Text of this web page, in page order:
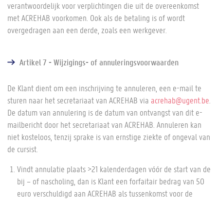
verantwoordelijk voor verplichtingen die uit de overeenkomst
met ACREHAB voorkomen. Ook als de betaling is of wordt
overgedragen aan een derde, zoals een werkgever.
Artikel 7 - Wijzigings- of annuleringsvoorwaarden
De Klant dient om een inschrijving te annuleren, een e-mail te
sturen naar het secretariaat van ACREHAB via acrehab@ugent.be.
De datum van annulering is de datum van ontvangst van dit e-
mailbericht door het secretariaat van ACREHAB. Annuleren kan
niet kosteloos, tenzij sprake is van ernstige ziekte of ongeval van
de cursist.
Vindt annulatie plaats >21 kalenderdagen vóór de start van de
bij – of nascholing, dan is Klant een forfaitair bedrag van 50
euro verschuldigd aan ACREHAB als tussenkomst voor de